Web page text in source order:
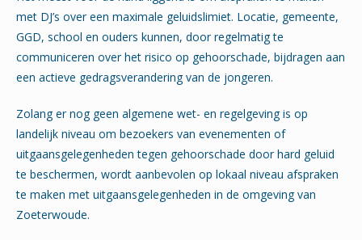
met DJ’s over een maximale geluidslimiet. Locatie, gemeente,
GGD, school en ouders kunnen, door regelmatig te
communiceren over het risico op gehoorschade, bijdragen aan
een actieve gedragsverandering van de jongeren.
Zolang er nog geen algemene wet- en regelgeving is op
landelijk niveau om bezoekers van evenementen of
uitgaansgelegenheden tegen gehoorschade door hard geluid
te beschermen, wordt aanbevolen op lokaal niveau afspraken
te maken met uitgaansgelegenheden in de omgeving van
Zoeterwoude.